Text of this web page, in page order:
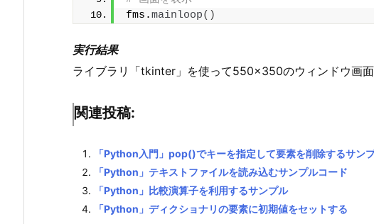
fms.mainloop()
実行結果
ライブラリ「tkinter」を使って550×350のウィンドウ画面
関連投稿:
「Python入門」pop()でキーを指定して要素を削除するサン
「Python」テキストファイルを読み込むサンプルコード
「Python」比較演算子を利用するサンプル
「Python」ディクショナリの要素に初期値をセットする